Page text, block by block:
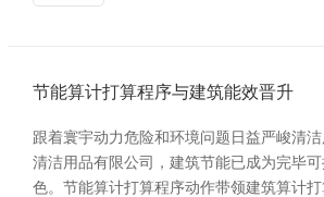
节能算计打算程序与建筑能效晋升
跟着寰宇动力危险和环境问题日益严峻清
清洁用品有限公司，建筑节能已成为完毕
色。节能算计打算程序动作带领建筑算计